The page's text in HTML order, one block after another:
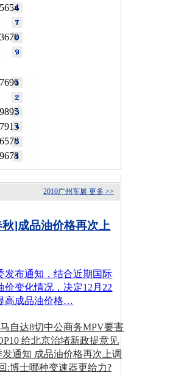
更多 >>
2010广州车展
秋]成品油价格再次上
发布通知，结合近期国际
价变化情况，决定12月22
高成品油价格…
自达8切中公商务MPV要害
给北京治堵新政提意见
发通知 成品油价格再次上调
:博士哪种变速器更给力?